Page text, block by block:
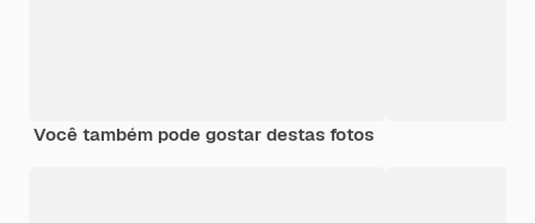
Você também pode gostar destas fotos